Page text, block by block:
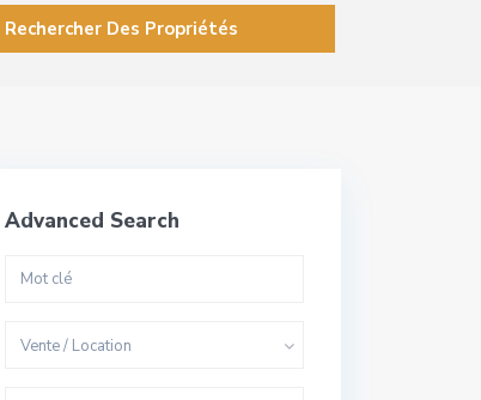
Advanced Search
Vente / Location